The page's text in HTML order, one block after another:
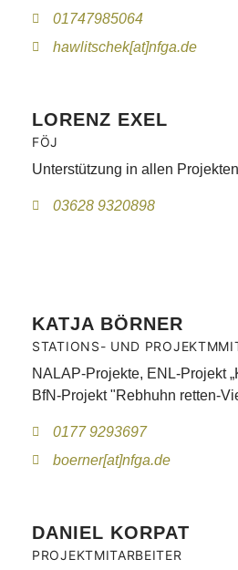
01747985064
hawlitschek[at]nfga.de
LORENZ EXEL
FÖJ
Unterstützung in allen Projekten
03628 9320898
KATJA BÖRNER
STATIONS- UND
NALAP-Projekte, ENL-Projekt
BfN-Projekt "Rebhuhn retten-
0177 9293697
boerner[at]nfga.de
DANIEL KORPAT
PROJEKTMITARBEITER